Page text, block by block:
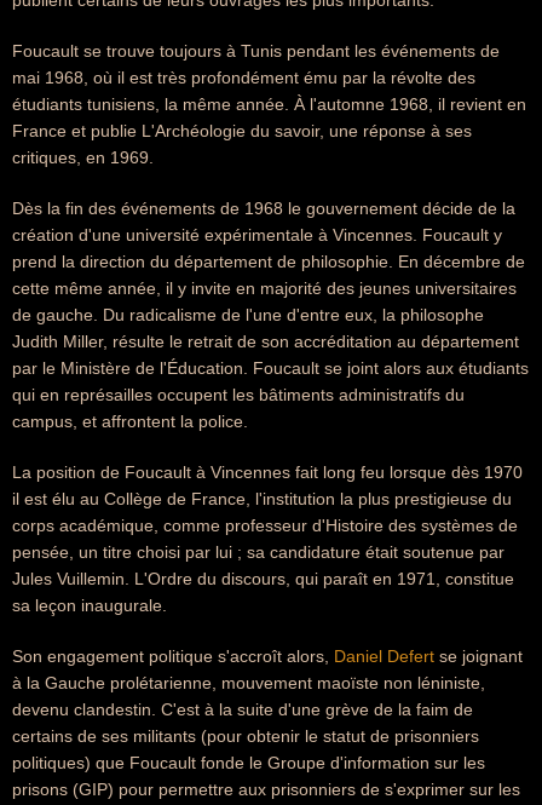
Foucault se trouve toujours à Tunis pendant les événements de
mai 1968, où il est très profondément ému par la révolte des
étudiants tunisiens, la même année. À l'automne 1968, il revient en
France et publie L'Archéologie du savoir, une réponse à ses
critiques, en 1969.
Dès la fin des événements de 1968 le gouvernement décide de la
création d'une université expérimentale à Vincennes. Foucault y
prend la direction du département de philosophie. En décembre de
cette même année, il y invite en majorité des jeunes universitaires
de gauche. Du radicalisme de l'une d'entre eux, la philosophe
Judith Miller, résulte le retrait de son accréditation au département
par le Ministère de l'Éducation. Foucault se joint alors aux étudiants
qui en représailles occupent les bâtiments administratifs du
campus, et affrontent la police.
La position de Foucault à Vincennes fait long feu lorsque dès 1970
il est élu au Collège de France, l'institution la plus prestigieuse du
corps académique, comme professeur d'Histoire des systèmes de
pensée, un titre choisi par lui ; sa candidature était soutenue par
Jules Vuillemin. L'Ordre du discours, qui paraît en 1971, constitue
sa leçon inaugurale.
Son engagement politique s'accroît alors, Daniel Defert se joignant
à la Gauche prolétarienne, mouvement maoïste non léniniste,
devenu clandestin. C'est à la suite d'une grève de la faim de
certains de ses militants (pour obtenir le statut de prisonniers
politiques) que Foucault fonde le Groupe d'information sur les
prisons (GIP) pour permettre aux prisonniers de s'exprimer sur les